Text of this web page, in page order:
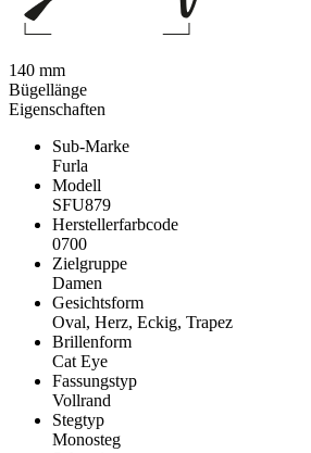
Eigenschaften
Sub-Marke
Furla
Modell
SFU879
Herstellerfarbcode
0700
Zielgruppe
Damen
Gesichtsform
Oval, Herz, Eckig, Trapez
Brillenform
Cat Eye
Fassungstyp
Vollrand
Stegtyp
Monosteg
140 mm
Bügellänge